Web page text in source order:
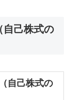
自己株式の
自己株式の